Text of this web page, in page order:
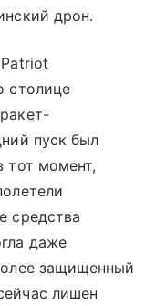
дрон.
столице
пуск был
тот момент,
средства
даже
защищенный
лишен